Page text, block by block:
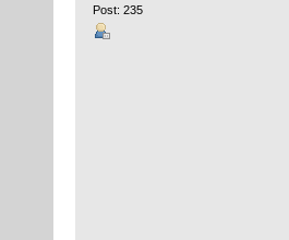
Post: 235